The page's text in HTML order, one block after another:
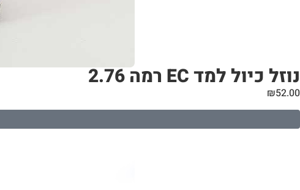
נוזל כיול למד EC רמה 2.76
₪52.00